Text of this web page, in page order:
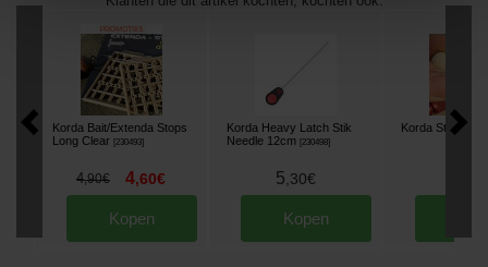
Korda Bait/Extenda Stops
Long Clear [230493]
4,90€ 4,60€
Kopen
Korda Heavy Latch Stik
Needle 12cm [230498]
5 30€
Kopen
Korda Strippa